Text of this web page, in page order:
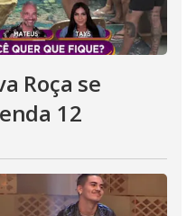
Roça se
12